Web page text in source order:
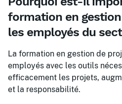
formation en
les employés du
La formation en gestion de
employés avec les outils
efficacement les projets,
et la responsabilité.